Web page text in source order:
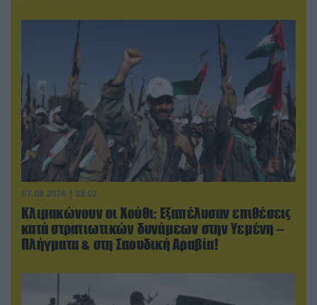
07.08.2026 | 08:02
Κλιμακώνουν οι Χούθι: Eξαπέλυσαν επιθέσεις
κατά στρατιωτικών δυνάμεων στην Υεμένη –
Πλήγματα & στη Σαουδική Αραβία!